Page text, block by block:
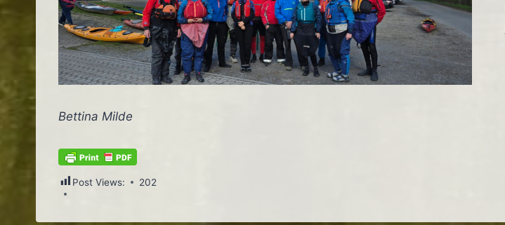
Bettina Milde
Post Views: 202